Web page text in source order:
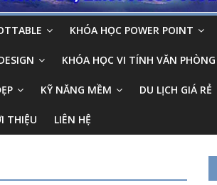
KHÓA HỌC POWER POINT
KHÓA HỌC VI TÍNH VĂN PHÒNG
KỸ NĂNG MỀM DU LỊCH GIÁ RẺ
THIỆU LIÊN HỆ